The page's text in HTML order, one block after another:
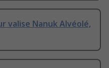
valise Nanuk Alvéolé,